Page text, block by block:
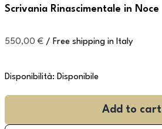
Scrivania Rinascimentale in Noce
550,00 € / Free shipping in Italy
Disponibilità: Disponibile
Add to cart